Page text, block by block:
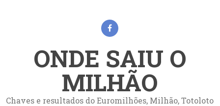
ONDE SAIU O
MILHÃO
Chaves e resultados do Euromilhões, Milhão, Totoloto